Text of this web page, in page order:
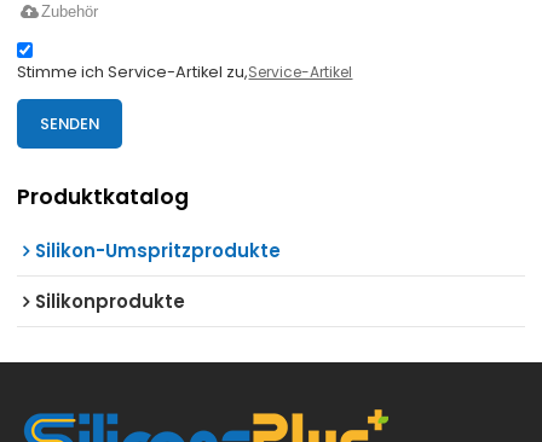
Zubehör
Stimme ich Service-Artikel zu,Service-Artikel
SENDEN
Produktkatalog
Silikon-Umspritzprodukte
Silikonprodukte